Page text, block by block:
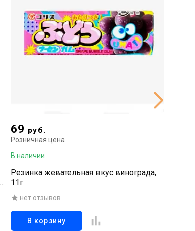
69 руб.
Розничная цена
В наличии
Резинка жевательная вкус винограда,
11г
нет отзывов
В корзину